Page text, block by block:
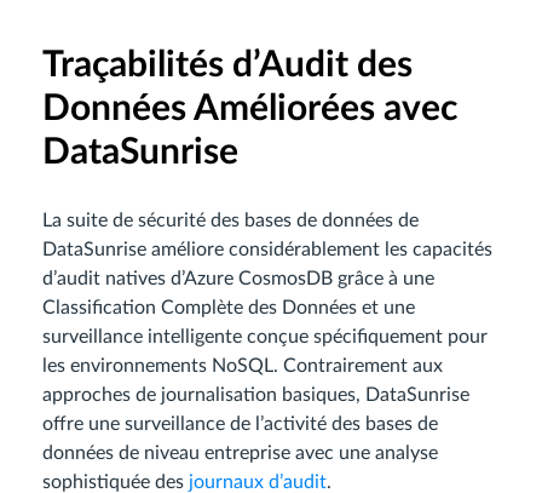
Traçabilités d’Audit des
Données Améliorées avec
DataSunrise
La suite de sécurité des bases de données de
DataSunrise améliore considérablement les capacités
d’audit natives d’Azure CosmosDB grâce à une
Classification Complète des Données et une
surveillance intelligente conçue spécifiquement pour
les environnements NoSQL. Contrairement aux
approches de journalisation basiques, DataSunrise
offre une surveillance de l’activité des bases de
données de niveau entreprise avec une analyse
sophistiquée des journaux d’audit.